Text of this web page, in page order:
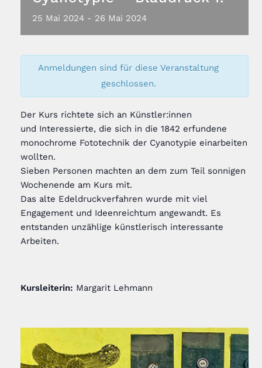
25 Mai 2024 - 26 Mai 2024
Anmeldungen sind für diese Veranstaltung
geschlossen.
Der Kurs richtete sich an Künstler:innen
und Interessierte, die sich in die 1842 erfundene
monochrome Fototechnik der Cyanotypie einarbeiten
wollten.
Sieben Personen machten an dem zum Teil sonnigen
Wochenende am Kurs mit.
Das alte Edeldruckverfahren wurde mit viel
Engagement und Ideenreichtum angewandt. Es
entstanden unzählige künstlerisch interessante
Arbeiten.
Kursleiterin: Margarit Lehmann